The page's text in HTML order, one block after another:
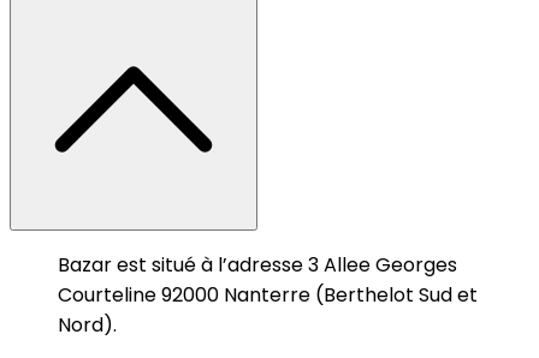
Bazar est situé à l’adresse 3 Allee Georges
Courteline 92000 Nanterre (Berthelot Sud et
Nord).